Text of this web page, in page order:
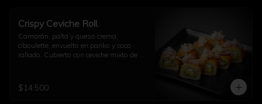
Crispy Ceviche Roll.
Camarón, palta y queso crema,
ciboulette, envuelto en panko y coco
rallado. Cubierto con ceviche mixto de
$14.500